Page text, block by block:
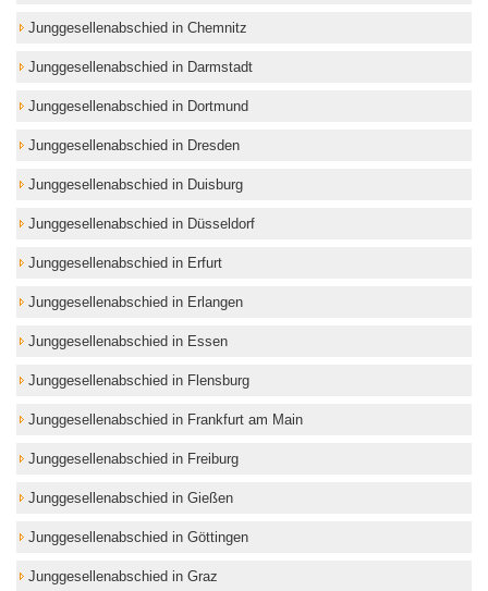
Junggesellenabschied in Chemnitz
Junggesellenabschied in Darmstadt
Junggesellenabschied in Dortmund
Junggesellenabschied in Dresden
Junggesellenabschied in Duisburg
Junggesellenabschied in Düsseldorf
Junggesellenabschied in Erfurt
Junggesellenabschied in Erlangen
Junggesellenabschied in Essen
Junggesellenabschied in Flensburg
Junggesellenabschied in Frankfurt am Main
Junggesellenabschied in Freiburg
Junggesellenabschied in Gießen
Junggesellenabschied in Göttingen
Junggesellenabschied in Graz